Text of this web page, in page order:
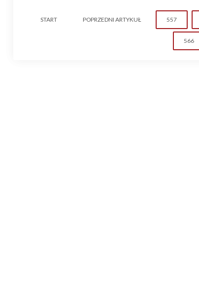
START POPRZEDNI ARTYKUŁ 557
566